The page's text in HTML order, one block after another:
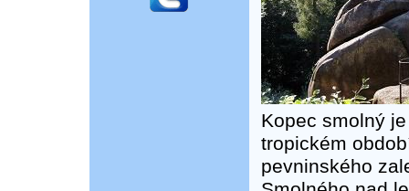
Kopec smolný
tropickém
pevninského